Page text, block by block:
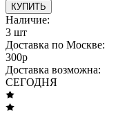
КУПИТЬ
Наличие:
3 шт
Доставка по Москве:
300p
Доставка возможна:
СЕГОДНЯ